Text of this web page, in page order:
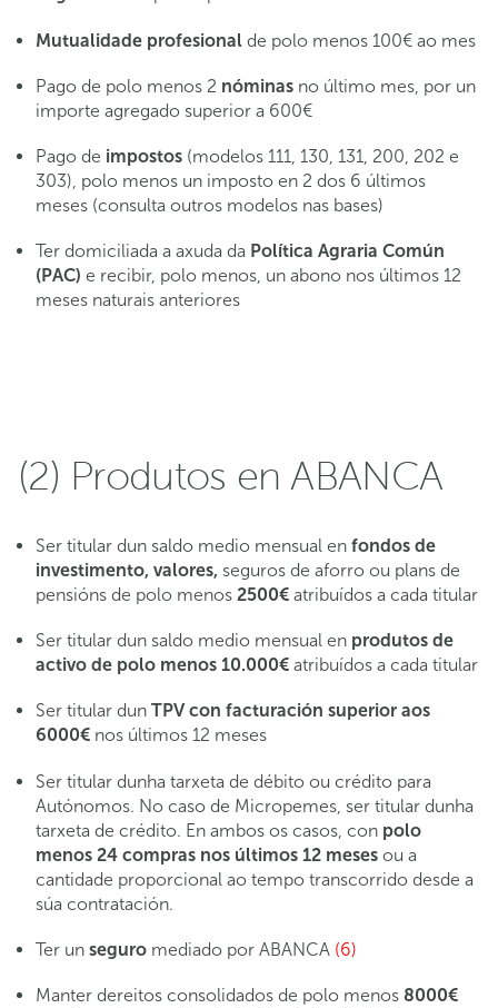
Mutualidade profesional de polo menos 100€ ao mes
Pago de polo menos 2 nóminas no último mes, por un
importe agregado superior a 600€
Pago de impostos (modelos 111, 130, 131, 200, 202 e
303), polo menos un imposto en 2 dos 6 últimos
meses (consulta outros modelos nas bases)
Ter domiciliada a axuda da Política Agraria Común
(PAC) e recibir, polo menos, un abono nos últimos 12
meses naturais anteriores
(2) Produtos en ABANCA
Ser titular dun saldo medio mensual en fondos de
investimento, valores, seguros de aforro ou plans de
pensións de polo menos 2500€ atribuídos a cada titular
Ser titular dun saldo medio mensual en produtos de
activo de polo menos 10.000€ atribuídos a cada titular
Ser titular dun TPV con facturación superior aos
6000€ nos últimos 12 meses
Ser titular dunha tarxeta de débito ou crédito para
Autónomos. No caso de Micropemes, ser titular dunha
tarxeta de crédito. En ambos os casos, con polo
menos 24 compras nos últimos 12 meses ou a
cantidade proporcional ao tempo transcorrido desde a
súa contratación.
Ter un seguro mediado por ABANCA (6)
Manter dereitos consolidados de polo menos 8000€